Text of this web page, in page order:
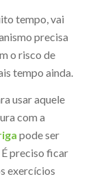
tempo, vai
precisa
o risco de
tempo ainda.
usar aquele
com a
pode ser
preciso ficar
exercícios